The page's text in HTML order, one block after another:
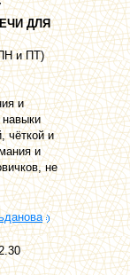
ДЛЯ
и ПТ)
и
чёткой и
и
не